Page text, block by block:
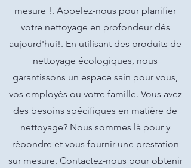
mesure !. Appelez-nous pour planifier
votre nettoyage en profondeur dès
aujourd'hui!. En utilisant des produits de
nettoyage écologiques, nous
garantissons un espace sain pour vous,
vos employés ou votre famille. Vous avez
des besoins spécifiques en matière de
nettoyage? Nous sommes là pour y
répondre et vous fournir une prestation
sur mesure. Contactez-nous pour obtenir